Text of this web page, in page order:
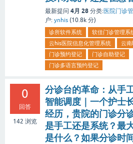
最新提问 4月 28 分类:医院门诊
户: ynhis (10.8k 分)
诊所软件系统
软佳门诊管理系
云his医院信息化管理系统
云南
门诊预约登记
门诊自助登记
门诊多语言预约登记
0
回答
142 浏览
分诊台的革命：从手
智能调度｜一个护士
经历，贵院的门诊分
是手工还是系统？最
是什么？如果分诊时